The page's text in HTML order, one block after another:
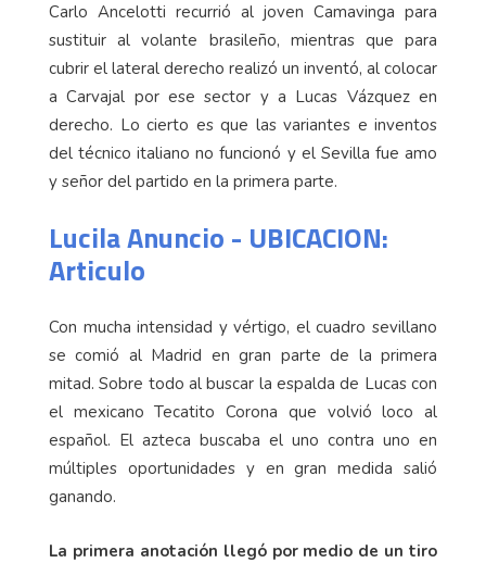
Carlo Ancelotti recurrió al joven Camavinga para
sustituir al volante brasileño, mientras que para
cubrir el lateral derecho realizó un inventó, al colocar
a Carvajal por ese sector y a Lucas Vázquez en
derecho. Lo cierto es que las variantes e inventos
del técnico italiano no funcionó y el Sevilla fue amo
y señor del partido en la primera parte.
Lucila Anuncio - UBICACION:
Articulo
Con mucha intensidad y vértigo, el cuadro sevillano
se comió al Madrid en gran parte de la primera
mitad. Sobre todo al buscar la espalda de Lucas con
el mexicano Tecatito Corona que volvió loco al
español. El azteca buscaba el uno contra uno en
múltiples oportunidades y en gran medida salió
ganando.
La primera anotación llegó por medio de un tiro